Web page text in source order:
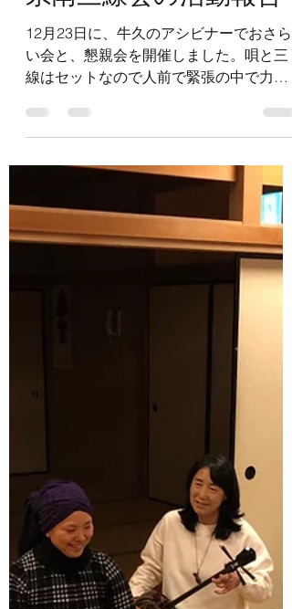
茨城沖縄県人会 芸能部
2019年12月23日
読了時間: 1分
県南三線会の活動報告
12月23日に、牛久のアシビナーでおさら
線はセットなので人前で緊張の中で力を
発揮できるように経験を積み合いまし
た。グループ発表と個人でやるのがあ
り、勉強になりました。写真は初級のグ